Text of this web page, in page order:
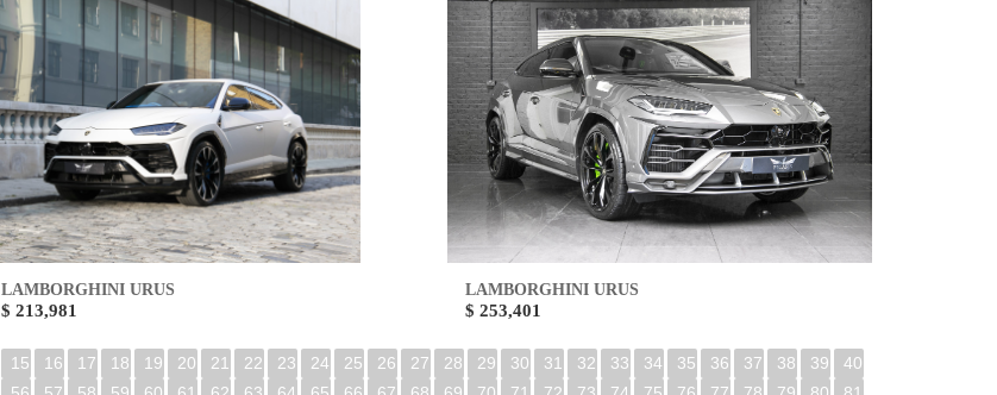
LAMBORGHINI URUS
$ 213,981
LAMBORGHINI URUS
$ 253,401
15 16 17 18 19 20 21 22 23 24 25 26 27 28 29 30 31 32 33 34 35 36 37 38 39
40